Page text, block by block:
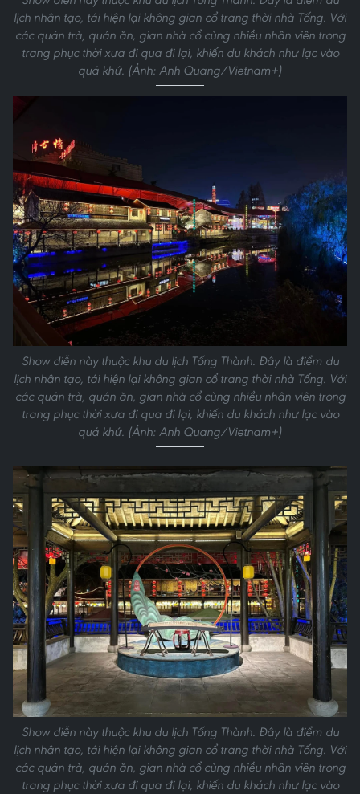
lịch nhân tạo, tái hiện lại không gian cổ trang thời nhà Tống. Với
các quán trà, quán ăn, gian nhà cổ cùng nhiều nhân viên trong
trang phục thời xưa đi qua đi lại, khiến du khách như lạc vào
quá khứ. (Ảnh: Anh Quang/Vietnam+)
Show diễn này thuộc khu du lịch Tống Thành. Đây là điểm du
lịch nhân tạo, tái hiện lại không gian cổ trang thời nhà Tống. Với
các quán trà, quán ăn, gian nhà cổ cùng nhiều nhân viên trong
trang phục thời xưa đi qua đi lại, khiến du khách như lạc vào
quá khứ. (Ảnh: Anh Quang/Vietnam+)
Show diễn này thuộc khu du lịch Tống Thành. Đây là điểm du
lịch nhân tạo, tái hiện lại không gian cổ trang thời nhà Tống. Với
các quán trà, quán ăn, gian nhà cổ cùng nhiều nhân viên trong
trang phục thời xưa đi qua đi lại, khiến du khách như lạc vào